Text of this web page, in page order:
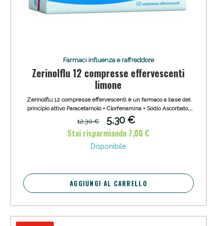
Farmaci influenza e raffreddore
Zerinolflu 12 compresse effervescenti
limone
Zerinolflu 12 compresse effervescenti è un farmaco a base del
principio attivo Paracetamolo + Clorfenamina + Sodio Ascorbato,
appartenente alla categoria degli Antipiretici, Analgesici FANS e
nello specifico Anilidi. Trattamento per via orale arricchito con
vitamina C dei sintomi dell'influenza e del raffreddore negli
adulti.
12,30 €
5,30 €
Stai risparmiando 7,00 €
Disponibile
AGGIUNGI AL CARRELLO